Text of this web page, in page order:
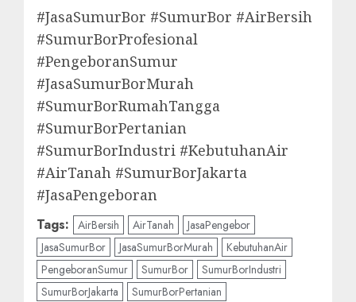
#JasaSumurBor #SumurBor #AirBersih
#SumurBorProfesional
#PengeboranSumur
#JasaSumurBorMurah
#SumurBorRumahTangga
#SumurBorPertanian
#SumurBorIndustri #KebutuhanAir
#AirTanah #SumurBorJakarta
#JasaPengeboran
Tags: AirBersih AirTanah
JasaPengebor
JasaSumurBor
JasaSumurBorMurah
KebutuhanAir
PengeboranSumur
SumurBor
SumurBorIndustri
SumurBorJakarta
SumurBorPertanian